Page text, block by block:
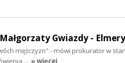
Gwiazdy -
mężczyzn" - mówi prokurator w
» więcej